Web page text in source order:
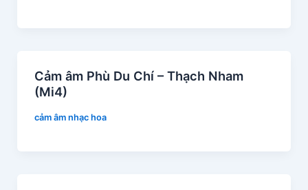
Cảm âm Phù Du Chí – Thạch Nham
(Mi4)
cảm âm nhạc hoa